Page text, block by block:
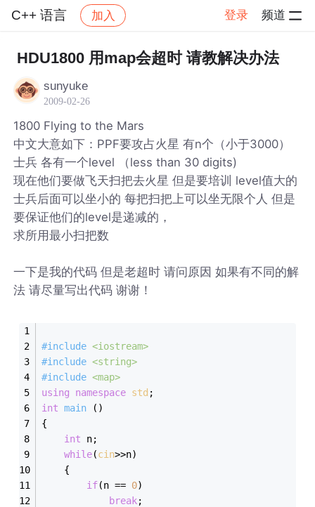
C++ 语言 加入 登录 频道
社区 C++ 语言 帖子详情
HDU1800 用map会超时 请教解决办法
sunyuke
2009-02-26
1800 Flying to the Mars
中文大意如下：PPF要攻占火星 有n个（小于3000）
士兵 各有一个level （less than 30 digits)
现在他们要做飞天扫把去火星 但是要培训 level值大的
士兵后面可以坐小的 每把扫把上可以坐无限个人 但是
要保证他们的level是递减的，
求所用最小扫把数
一下是我的代码 但是老超时 请问原因 如果有不同的解
法 请尽量写出代码 谢谢！
#include <iostream>
#include <string>
#include <map>
using
namespace std ;
int main
()
{
int n;
while(cin>>n)
	{
if(n == 0)
break